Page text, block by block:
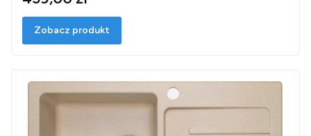
Zobacz produkt